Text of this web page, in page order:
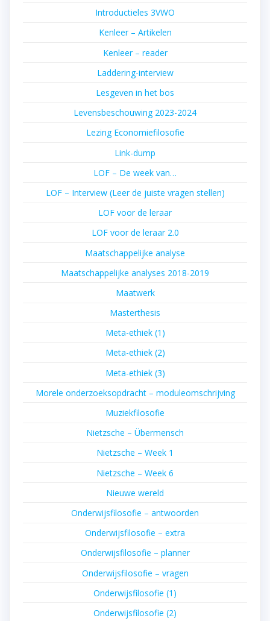
Introductieles 3VWO
Kenleer – Artikelen
Kenleer – reader
Laddering-interview
Lesgeven in het bos
Levensbeschouwing 2023-2024
Lezing Economiefilosofie
Link-dump
LOF – De week van…
LOF – Interview (Leer de juiste vragen stellen)
LOF voor de leraar
LOF voor de leraar 2.0
Maatschappelijke analyse
Maatschappelijke analyses 2018-2019
Maatwerk
Masterthesis
Meta-ethiek (1)
Meta-ethiek (2)
Meta-ethiek (3)
Morele onderzoeksopdracht – moduleomschrijving
Muziekfilosofie
Nietzsche – Übermensch
Nietzsche – Week 1
Nietzsche – Week 6
Nieuwe wereld
Onderwijsfilosofie – antwoorden
Onderwijsfilosofie – extra
Onderwijsfilosofie – planner
Onderwijsfilosofie – vragen
Onderwijsfilosofie (1)
Onderwijsfilosofie (2)